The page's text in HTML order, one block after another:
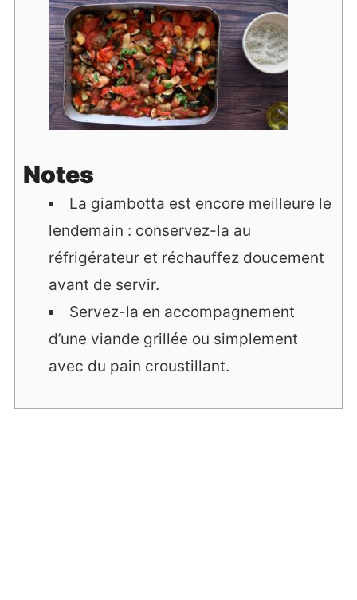
Notes
La giambotta est encore meilleure le
lendemain : conservez-la au
réfrigérateur et réchauffez doucement
avant de servir.
Servez-la en accompagnement
d’une viande grillée ou simplement
avec du pain croustillant.